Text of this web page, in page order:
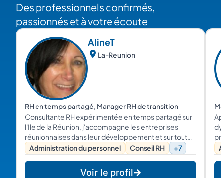
Des professionnels confirmés,
passionnés et à votre écoute
AlineT
La-Reunion
RH en temps partagé, Manager RH de transition
Consultante RH expérimentée en temps partagé sur
l'Ile de la Réunion, j'accompagne les entreprises
réunionnaises dans leur développement et sur toutes
les questions de gestion de leurs salariés. Vous avez
une question ou un problème en RH. Alors, contactez-
moi !
Administration du personnel Conseil RH +7
Voir le profil